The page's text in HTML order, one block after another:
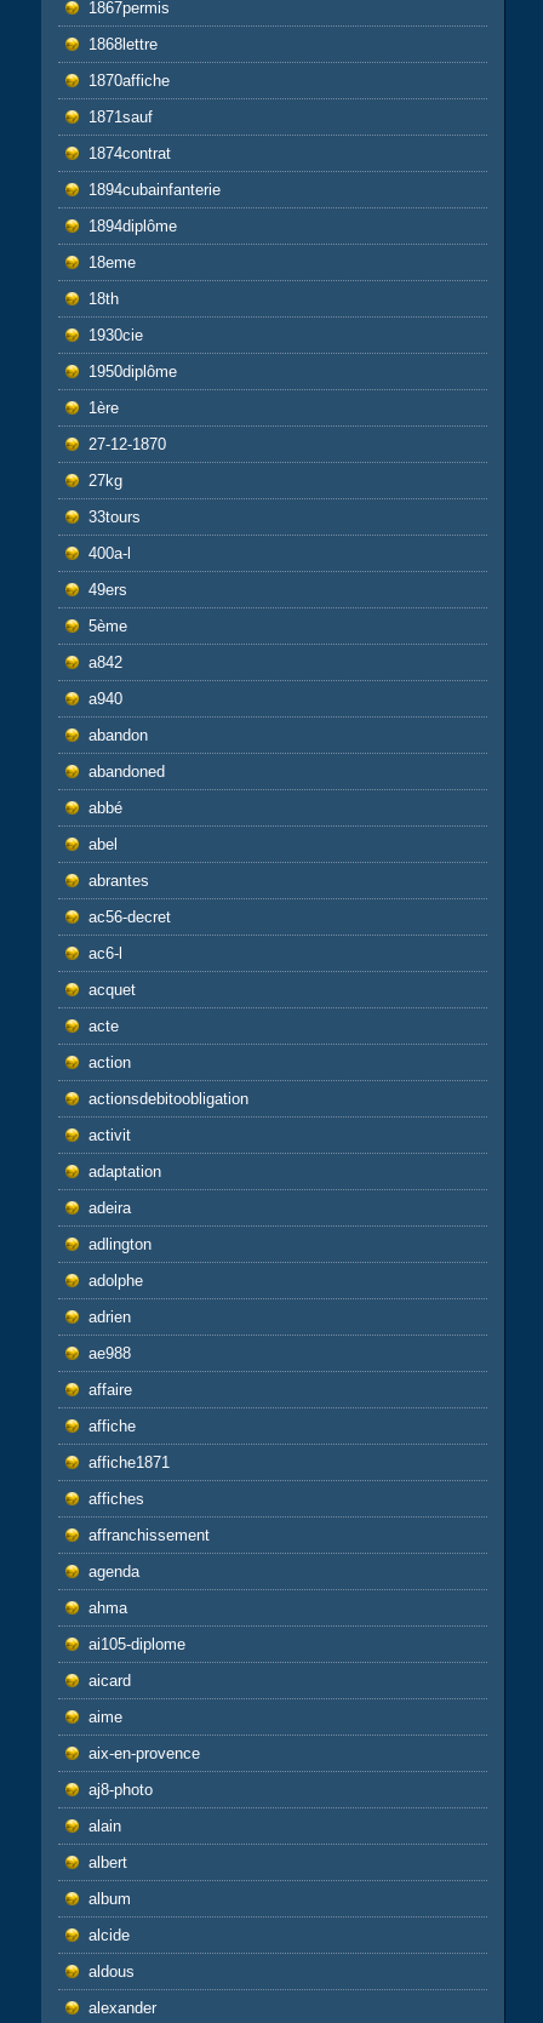
1867permis
1868lettre
1870affiche
1871sauf
1874contrat
1894cubainfanterie
1894diplôme
18eme
18th
1930cie
1950diplôme
1ère
27-12-1870
27kg
33tours
400a-l
49ers
5ème
a842
a940
abandon
abandoned
abbé
abel
abrantes
ac56-decret
ac6-l
acquet
acte
action
actionsdebitoobligation
activit
adaptation
adeira
adlington
adolphe
adrien
ae988
affaire
affiche
affiche1871
affiches
affranchissement
agenda
ahma
ai105-diplome
aicard
aime
aix-en-provence
aj8-photo
alain
albert
album
alcide
aldous
alexander